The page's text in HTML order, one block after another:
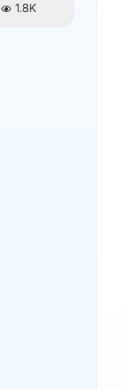
1.8K